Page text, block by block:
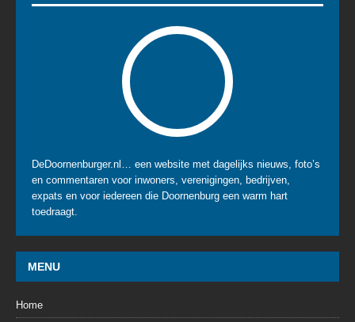
DeDoornenburger.nl… een website met dagelijks nieuws, foto’s
en commentaren voor inwoners, verenigingen, bedrijven,
expats en voor iedereen die Doornenburg een warm hart
toedraagt.
MENU
Home